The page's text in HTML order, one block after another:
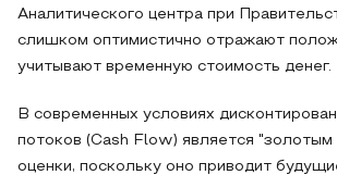
Аналитического центра при
слишком оптимистично отражают
учитывают временную стоимость денег.
В современных условиях
потоков (Cash Flow) является "золотым
оценки, поскольку оно приводит